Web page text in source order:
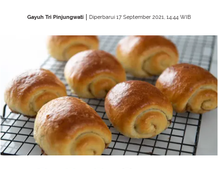
Gayuh Tri Pinjungwati Diperbarui 17 September 2021, 14:44 WIB